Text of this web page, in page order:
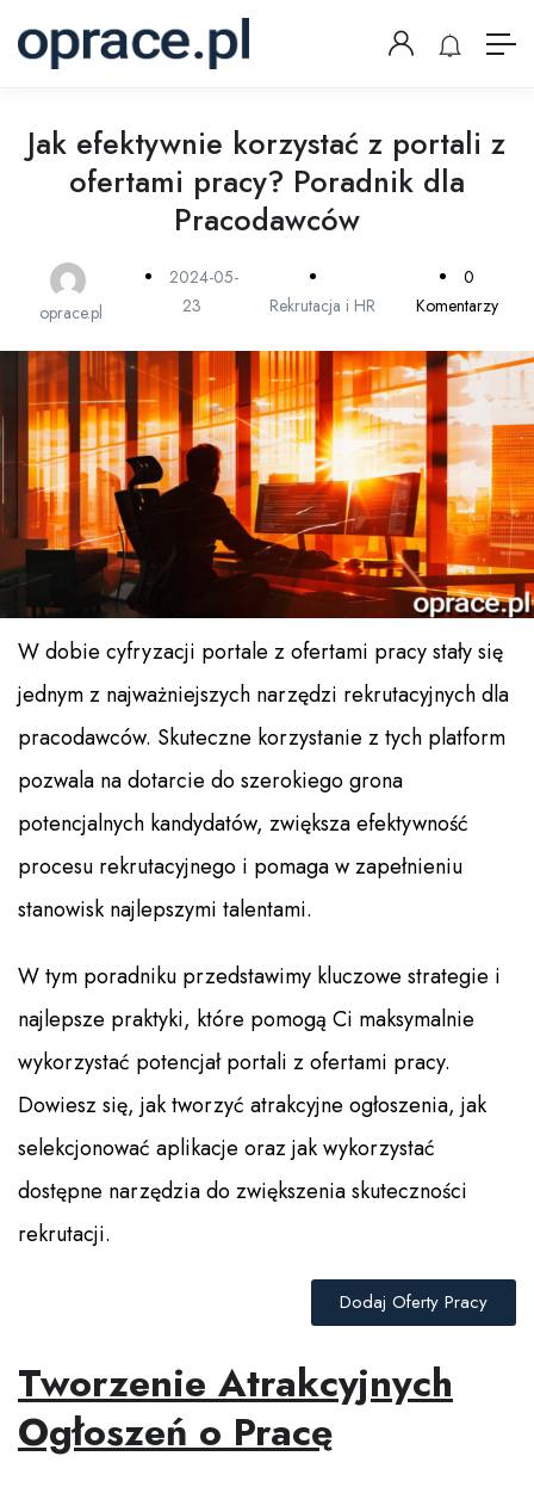
Jak efektywnie korzystać z portali z
ofertami pracy? Poradnik dla
Pracodawców
oprace.pl
2024-05-
23
Rekrutacja i HR
0
Komentarzy
W dobie cyfryzacji portale z ofertami pracy stały się
jednym z najważniejszych narzędzi rekrutacyjnych dla
pracodawców. Skuteczne korzystanie z tych platform
pozwala na dotarcie do szerokiego grona
potencjalnych kandydatów, zwiększa efektywność
procesu rekrutacyjnego i pomaga w zapełnieniu
stanowisk najlepszymi talentami.
W tym poradniku przedstawimy kluczowe strategie i
najlepsze praktyki, które pomogą Ci maksymalnie
wykorzystać potencjał portali z ofertami pracy.
Dowiesz się, jak tworzyć atrakcyjne ogłoszenia, jak
selekcjonować aplikacje oraz jak wykorzystać
dostępne narzędzia do zwiększenia skuteczności
rekrutacji.
Dodaj Oferty Pracy
Tworzenie Atrakcyjnych
Ogłoszeń o Pracę